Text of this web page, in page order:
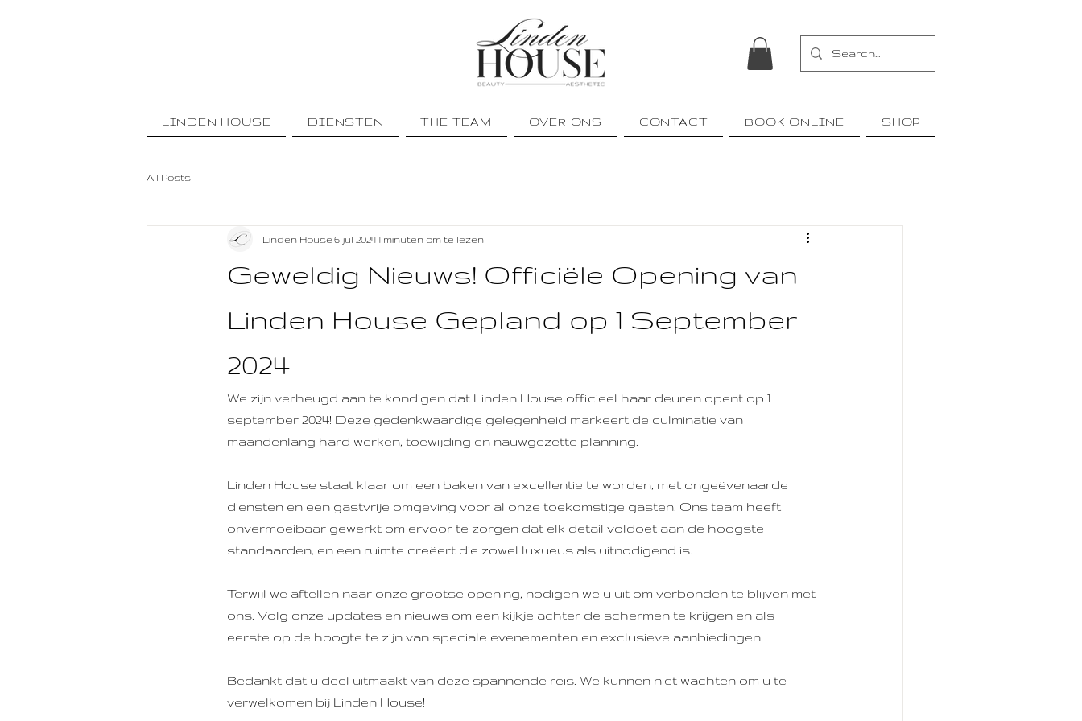
LINDEN HOUSE DIENSTEN THE TEAM OVER ONS CONTACT BOOK ONLINE SHOP
All Posts
Geweldig Nieuws! Officiële Opening van
Linden House Gepland op 1 September
2024
Linden House 6 jul 20241 minuten om te lezen
We zijn verheugd aan te kondigen dat Linden House officieel haar deuren opent op 1
september 2024! Deze gedenkwaardige gelegenheid markeert de culminatie van
maandenlang hard werken, toewijding en nauwgezette planning.
Linden House staat klaar om een baken van excellentie te worden, met ongeëvenaarde
diensten en een gastvrije omgeving voor al onze toekomstige gasten. Ons team heeft
onvermoeibaar gewerkt om ervoor te zorgen dat elk detail voldoet aan de hoogste
standaarden, en een ruimte creëert die zowel luxueus als uitnodigend is.
Terwijl we aftellen naar onze grootse opening, nodigen we u uit om verbonden te blijven met
ons. Volg onze updates en nieuws om een kijkje achter de schermen te krijgen en als
eerste op de hoogte te zijn van speciale evenementen en exclusieve aanbiedingen.
Bedankt dat u deel uitmaakt van deze spannende reis. We kunnen niet wachten om u te
verwelkomen bij Linden House!